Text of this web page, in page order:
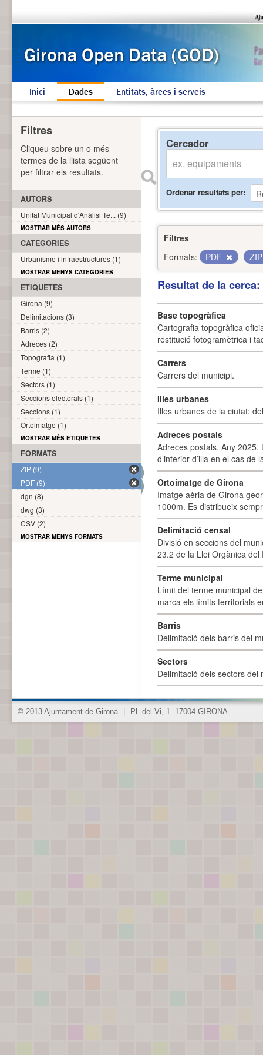
Inici Dades Entitats, àrees i serveis
Cercador
Ordenar resultats per
Filtres
Formats:
PDF
Resultat de la
Base topogràfica
Cartografia topogràfica
restitució fotogramètrica i
Carrers
Carrers del municipi.
Illes urbanes
Illes urbanes de la ciutat:
Adreces postals
Adreces postals. Any 2025.
d’interior d’illa en el cas
Ortoimatge de Girona
Imatge aèria de Girona
1000m. Es distribueix
Delimitació censal
Divisió en seccions del
23.2 de la Llei Orgànica
Terme municipal
Límit del terme municipal
marca els límits territorials
Barris
Delimitació dels barris del
Sectors
Delimitació dels sectors del
Filtres
Cliqueu sobre un o més
termes de la llista següent
per filtrar els resultats.
AUTORS
Unitat Municipal d'Anàlisi Te... (9)
MOSTRAR MÉS AUTORS
CATEGORIES
Urbanisme i infraestructures (1)
MOSTRAR MENYS CATEGORIES
ETIQUETES
Girona (9)
Delimitacions (3)
Barris (2)
Adreces (2)
Topografia (1)
Terme (1)
Sectors (1)
Seccions electorals (1)
Seccions (1)
Ortoimatge (1)
MOSTRAR MÉS ETIQUETES
FORMATS
ZIP (9)
PDF (9)
dgn (8)
dwg (3)
CSV (2)
MOSTRAR MENYS FORMATS
© 2013 Ajuntament de Girona Pl. del Vi, 1. 17004 GIRONA